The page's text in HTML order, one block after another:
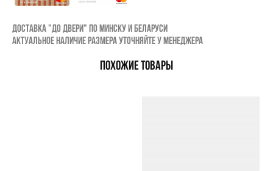
Доставка "до двери" по Минску и Беларуси
Актуальное наличие размера уточняйте у менеджера
ПОХОЖИЕ ТОВАРЫ